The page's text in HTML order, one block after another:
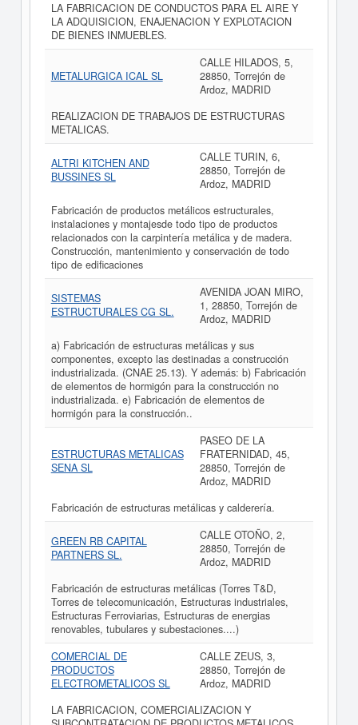
LA FABRICACION DE CONDUCTOS PARA EL AIRE Y
LA ADQUISICION, ENAJENACION Y EXPLOTACION
DE BIENES INMUEBLES.
METALURGICA ICAL SL
CALLE HILADOS, 5,
28850, Torrejón de
Ardoz, MADRID
REALIZACION DE TRABAJOS DE ESTRUCTURAS
METALICAS.
ALTRI KITCHEN AND
BUSSINES SL
CALLE TURIN, 6,
28850, Torrejón de
Ardoz, MADRID
Fabricación de productos metálicos estructurales,
instalaciones y montajesde todo tipo de productos
relacionados con la carpintería metálica y de madera.
Construcción, mantenimiento y conservación de todo
tipo de edificaciones
SISTEMAS
ESTRUCTURALES CG SL.
AVENIDA JOAN MIRO,
1, 28850, Torrejón de
Ardoz, MADRID
a) Fabricación de estructuras metálicas y sus
componentes, excepto las destinadas a construcción
industrializada. (CNAE 25.13). Y además: b) Fabricación
de elementos de hormigón para la construcción no
industrializada. e) Fabricación de elementos de
hormigón para la construcción..
ESTRUCTURAS METALICAS
SENA SL
PASEO DE LA
FRATERNIDAD, 45,
28850, Torrejón de
Ardoz, MADRID
Fabricación de estructuras metálicas y calderería.
GREEN RB CAPITAL
PARTNERS SL.
CALLE OTOÑO, 2,
28850, Torrejón de
Ardoz, MADRID
Fabricación de estructuras metálicas (Torres T&D,
Torres de telecomunicación, Estructuras industriales,
Estructuras Ferroviarias, Estructuras de energias
renovables, tubulares y subestaciones....)
COMERCIAL DE
PRODUCTOS
ELECTROMETALICOS SL
CALLE ZEUS, 3,
28850, Torrejón de
Ardoz, MADRID
LA FABRICACION, COMERCIALIZACION Y